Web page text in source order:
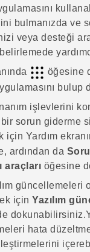
bulmanızda ve
veya desteği
öğesine
bulup
işlevlerini
sorun giderme
için Yardım
ardından da
araçları öğesine
güncellemeleri
için Yazılım
dokunabilirsiniz.
hata